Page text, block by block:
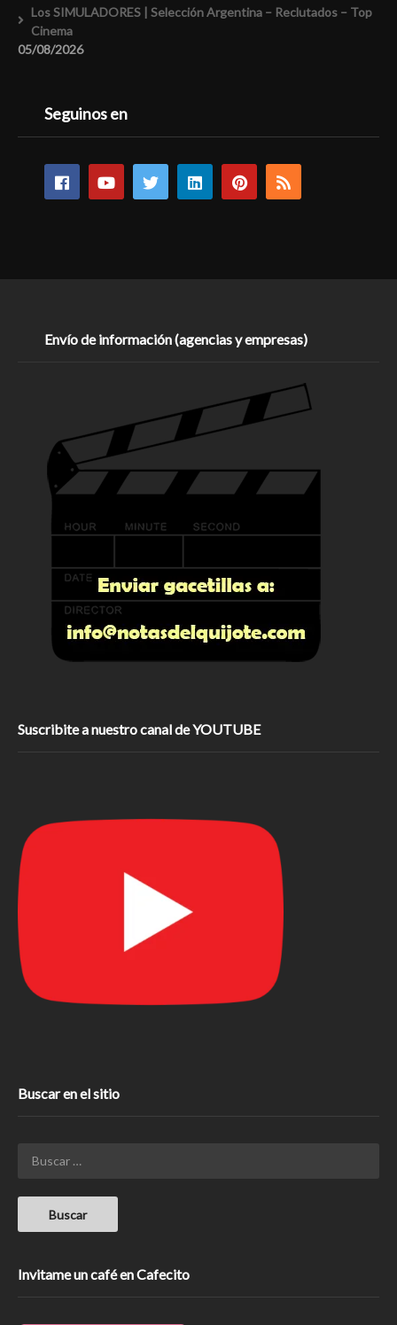
Los SIMULADORES | Selección Argentina – Reclutados – Top
Cinema
05/08/2026
Seguinos en
Envío de información (agencias y empresas)
Suscribite a nuestro canal de YOUTUBE
Buscar en el sitio
Invitame un café en Cafecito